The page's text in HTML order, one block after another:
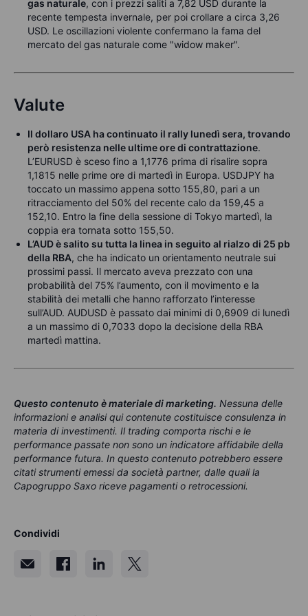
gas naturale, con i prezzi saliti a 7,82 USD durante la
recente tempesta invernale, per poi crollare a circa 3,26
USD. Le oscillazioni violente confermano la fama del
mercato del gas naturale come "widow maker".
Valute
Il dollaro USA ha continuato il rally lunedì sera, trovando
però resistenza nelle ultime ore di contrattazione.
L’EURUSD è sceso fino a 1,1776 prima di risalire sopra
1,1815 nelle prime ore di martedì in Europa. USDJPY ha
toccato un massimo appena sotto 155,80, pari a un
ritracciamento del 50% del recente calo da 159,45 a
152,10. Entro la fine della sessione di Tokyo martedì, la
coppia era tornata sotto 155,50.
L’AUD è salito su tutta la linea in seguito al rialzo di 25 pb
della RBA, che ha indicato un orientamento neutrale sui
prossimi passi. Il mercato aveva prezzato con una
probabilità del 75% l’aumento, con il movimento e la
stabilità dei metalli che hanno rafforzato l’interesse
sull’AUD. AUDUSD è passato dai minimi di 0,6909 di lunedì
a un massimo di 0,7033 dopo la decisione della RBA
martedì mattina.
Questo contenuto è materiale di marketing. Nessuna delle
informazioni e analisi qui contenute costituisce consulenza in
materia di investimenti. Il trading comporta rischi e le
performance passate non sono un indicatore affidabile della
performance futura. In questo contenuto potrebbero essere
citati strumenti emessi da società partner, dalle quali la
Capogruppo Saxo riceve pagamenti o retrocessioni.
Condividi